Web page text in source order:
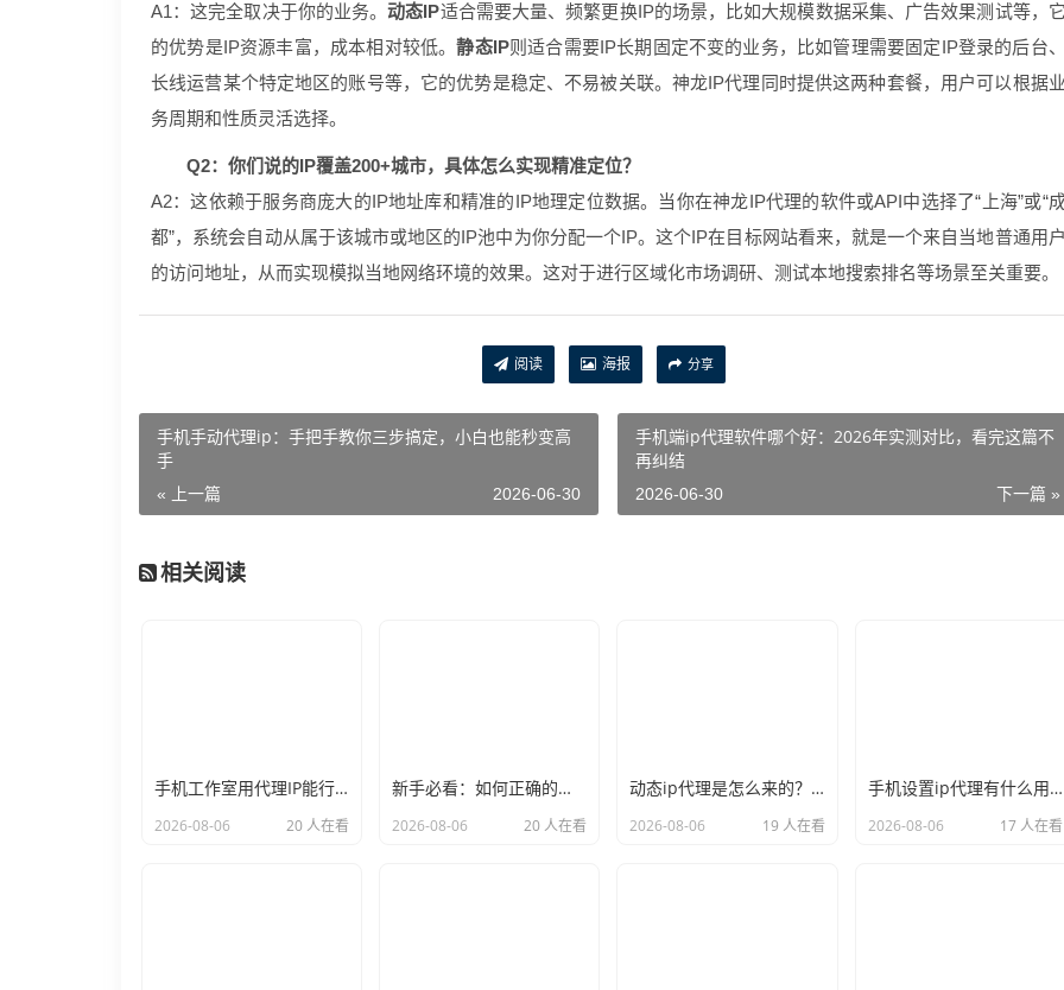
A1：这完全取决于你的业务。动态IP适合需要大量、频繁更换IP的场景，比如大规模数据采集、广告效果测试等，
的优势是IP资源丰富，成本相对较低。静态IP则适合需要IP长期固定不变的业务，比如管理需要固定IP登录的后台
长线运营某个特定地区的账号等，它的优势是稳定、不易被关联。神龙IP代理同时提供这两种套餐，用户可以根据
务周期和性质灵活选择。
Q2：你们说的IP覆盖200+城市，具体怎么实现精准定位？
A2：这依赖于服务商庞大的IP地址库和精准的IP地理定位数据。当你在神龙IP代理的软件或API中选择了“上海”或“
都”，系统会自动从属于该城市或地区的IP池中为你分配一个IP。这个IP在目标网站看来，就是一个来自当地普通用
的访问地址，从而实现模拟当地网络环境的效果。这对于进行区域化市场调研、测试本地搜索排名等场景至关重要。
阅读 海报 分享
手机手动代理ip：手把手教你三步搞定，小白也能秒变高
手
« 上一篇 2026-06-30
手机端ip代理软件哪个好：2026年实测对比，看完这篇不
再纠结
下一篇 »
2026-06-30
相关阅读
手机工作室用代理IP能行么？过来人的经验告诉你答案
2026-08-06 20 人在看
新手必看：如何正确的选择代理ip软件，别再交智商税了
2026-08-06 20 人在看
动态ip代理是怎么来的？背后的原理比你想象的精彩
2026-08-06 19 人在看
手机设置ip代理有什么用？不只是改定位那么简单
2026-08-06 17 人在看